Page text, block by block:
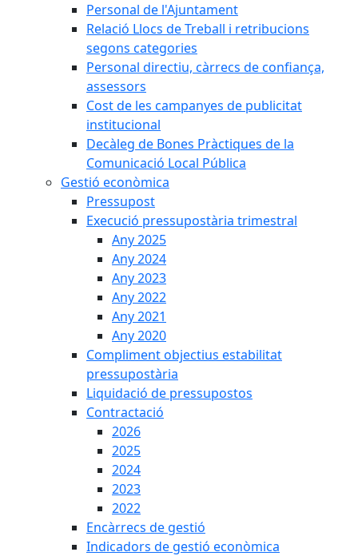
Personal de l'Ajuntament
Relació Llocs de Treball i retribucions
segons categories
Personal directiu, càrrecs de confiança,
assessors
Cost de les campanyes de publicitat
institucional
Decàleg de Bones Pràctiques de la
Comunicació Local Pública
Gestió econòmica
Pressupost
Execució pressupostària trimestral
Any 2025
Any 2024
Any 2023
Any 2022
Any 2021
Any 2020
Compliment objectius estabilitat
pressupostària
Liquidació de pressupostos
Contractació
2026
2025
2024
2023
2022
Encàrrecs de gestió
Indicadors de gestió econòmica